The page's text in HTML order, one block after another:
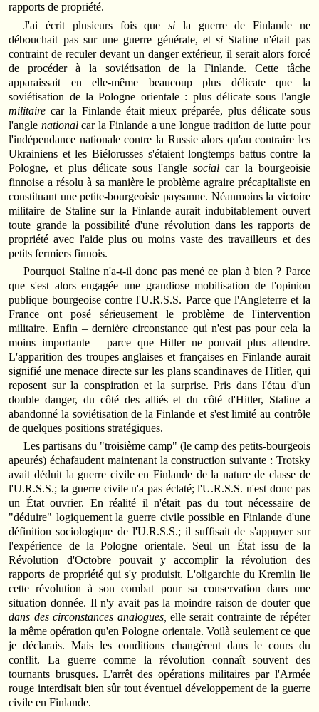
rapports de propriété.
J'ai écrit plusieurs fois quesi la guerre de Finlande ne
débouchait pas sur une guerre générale, et si Staline n'était pas
contraint de reculer devant un danger extérieur, il serait alors forcé
de procéder à la soviétisation de la Finlande. Cette tâche
apparaissait en elle-même beaucoup plus délicate que la
soviétisation de la Pologne orientale : plus délicate sous l'angle
militairecar la Finlande était mieux préparée, plus délicate sous
l'angle nationalcar la Finlande a une longue tradition de lutte pour
l'indépendance nationale contre la Russie alors qu'au contraire les
Ukrainiens et les Biélorusses s'étaient longtemps battus contre la
Pologne, et plus délicate sous l'anglesocialcar la bourgeoisie
finnoise a résolu à sa manière le problème agraire précapitaliste en
constituant une petite-bourgeoisie paysanne. Néanmoins la victoire
militaire de Staline sur la Finlande aurait indubitablement ouvert
toute grande la possibilité d'une révolution dans les rapports de
propriété avec l'aide plus ou moins vaste des travailleurs et des
petits fermiers finnois.
Pourquoi Staline n'a-t-il donc pas mené ce plan à bien ? Parce
que s'est alors engagée une grandiose mobilisation de l'opinion
publique bourgeoise contre l'U.R.S.S. Parce que l'Angleterre et la
France ont posé sérieusement le problème de l'intervention
militaire. Enfin – dernière circonstance qui n'est pas pour cela la
moins importante – parce que Hitler ne pouvait plus attendre.
L'apparition des troupes anglaises et françaises en Finlande aurait
signifié une menace directe sur les plans scandinaves de Hitler, qui
reposent sur la conspiration et la surprise. Pris dans l'étau d'un
double danger, du côté des alliés et du côté d'Hitler, Staline a
abandonné la soviétisation de la Finlande et s'est limité au contrôle
de quelques positions stratégiques.
Les partisans du "troisième camp" (le camp des petits-bourgeois
apeurés) échafaudent maintenant la construction suivante : Trotsky
avait déduit la guerre civile en Finlande de la nature de classe de
l'U.R.S.S.; la guerre civile n'a pas éclaté; l'U.R.S.S. n'est donc pas
un État ouvrier. En réalité il n'était pas du tout nécessaire de
"déduire" logiquement la guerre civile possible en Finlande d'une
définition sociologique de l'U.R.S.S.; il suffisait de s'appuyer sur
l'expérience de la Pologne orientale. Seul un État issu de la
Révolution d'Octobre pouvait y accomplir la révolution des
rapports de propriété qui s'y produisit. L'oligarchie du Kremlin lie
cette révolution à son combat pour sa conservation dans une
situation donnée. Il n'y avait pas la moindre raison de douter que
dans des circonstances analogues, elle serait contrainte de répéter
la même opération qu'en Pologne orientale. Voilà seulement ce que
je déclarais. Mais les conditions changèrent dans le cours du
conflit. La guerre comme la révolution connaît souvent des
tournants brusques. L'arrêt des opérations militaires par l'Armée
rouge interdisait bien sûr tout éventuel développement de la guerre
civile en Finlande.